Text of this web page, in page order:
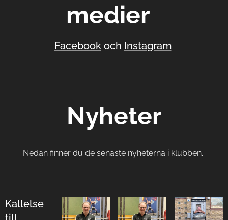
medier
Facebookoch Instagram
Nyheter
Nedan finner du de senaste nyheterna i klubben.
Kallelse